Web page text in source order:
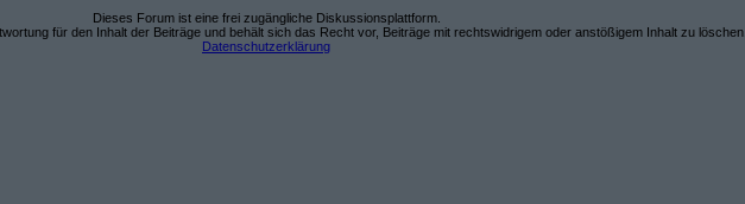
Dieses Forum ist eine frei zugängliche Diskussionsplattform.
für den Inhalt der Beiträge und behält sich das Recht vor, Beiträge mit rechtswidrigem oder anstößigem Inhalt zu löschen.
Datenschutzerklärung